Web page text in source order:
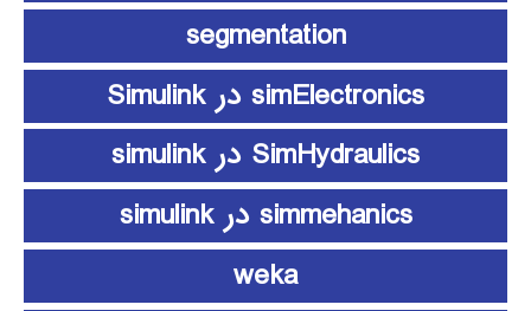
segmentation
simElectronics در Simulink
SimHydraulics در simulink
simmehanics در simulink
weka